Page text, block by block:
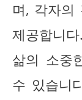
며, 각자의
제공합니
삶의 소중
수 있습니